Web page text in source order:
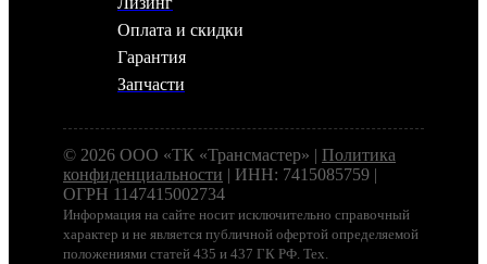
Оплата и скидки
Гарантия
Запчасти
© 2026 ООО «ТК «Трансмастер» | Политика
конфиденциальности | ИНН: 7415085759 |
ОГРН 1147415002734
Информация на сайте носит исключительно справочный
характер и не является публичной офертой определяемой
положениями статей 435 и 437 ГК РФ. Тех.